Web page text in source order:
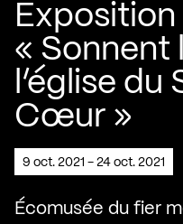
« Sonnent
l’église
Cœur »
9 oct. 2021 - 24 oct. 2021
Écomusée du fier